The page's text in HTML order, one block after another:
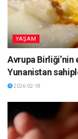
YAŞAM
Avrupa
Yunanistan
2026-02-18